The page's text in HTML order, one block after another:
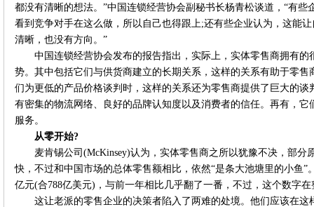
都没有清晰的想法。”中国连锁经营协会副秘书长杨青松谈道，“有
看到竞争对手在这么做，所以自己也得跟上;还有些企业认为，这能
清晰，也没有方向。”
中国连锁经营协会发布的报告指出，实际上，实体零售商拥有
势。其中包括它们与供货商建立的长期关系，这样的关系有助于零
们为更低的产品价格谈判时，这样的关系还为零售商提供了巨大的
有密集的物流网络、良好的品牌认知度以及消费者的信任。再有，
服务。
从零开始?
麦肯锡公司(McKinsey)认为，实体零售商之所以犹豫不决，部分
快，不过和中国市场的总体零售额相比，依然“是条大池塘里的小鱼”
亿元(合788亿美元)，与前一年相比几乎翻了一番，不过，这个数字
这让老派的零售企业的决策者陷入了两难的处境。他们应该在